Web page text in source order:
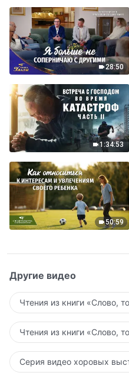
28:50
1:34:53
50:59
Другие видео
Чтения из книги «Слово,
Чтения из книги «Слово,
Серия видео хоровых